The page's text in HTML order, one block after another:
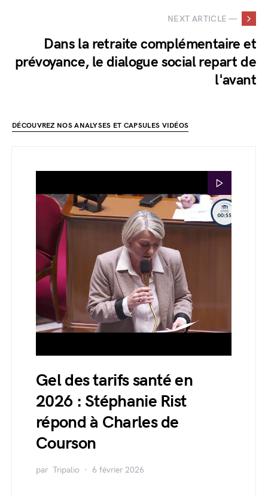
NEXT ARTICLE —
Dans la retraite complémentaire et
prévoyance, le dialogue social repart de
l'avant
DÉCOUVREZ NOS ANALYSES ET CAPSULES VIDÉOS
Gel des tarifs santé en
2026 : Stéphanie Rist
répond à Charles de
Courson
par Tripalio 6 février 2026